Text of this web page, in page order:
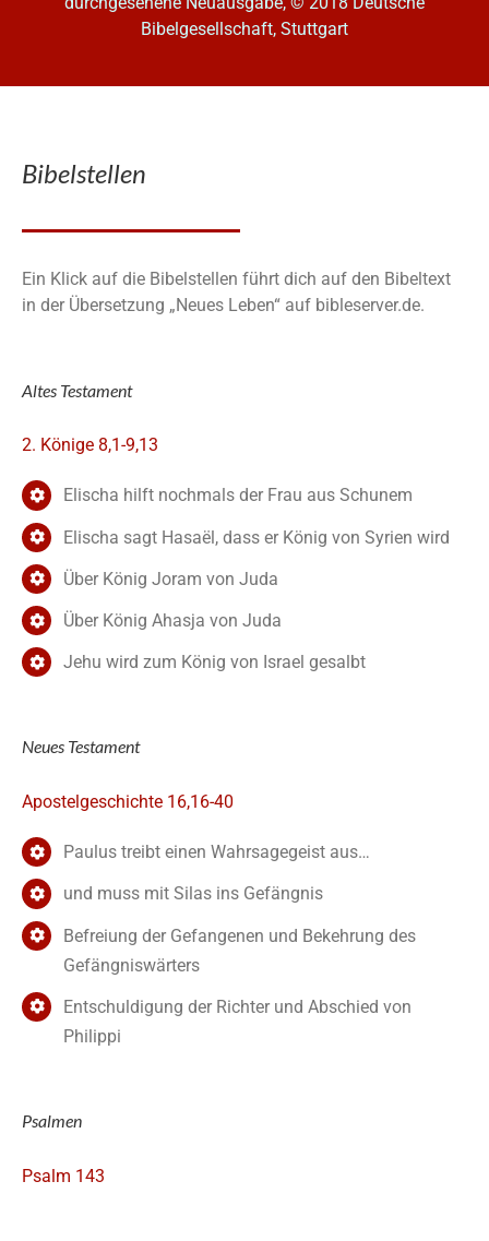
Bibelgesellschaft, Stuttgart
Bibelstellen
Ein Klick auf die Bibelstellen führt dich auf den Bibeltext
in der Übersetzung „Neues Leben“ auf bibleserver.de.
Altes Testament
2. Könige 8,1-9,13
Elischa hilft nochmals der Frau aus Schunem
Elischa sagt Hasaël, dass er König von Syrien wird
Über König Joram von Juda
Über König Ahasja von Juda
Jehu wird zum König von Israel gesalbt
Neues Testament
Apostelgeschichte 16,16-40
Paulus treibt einen Wahrsagegeist aus…
und muss mit Silas ins Gefängnis
Befreiung der Gefangenen und Bekehrung des
Gefängniswärters
Entschuldigung der Richter und Abschied von
Philippi
Psalmen
Psalm 143